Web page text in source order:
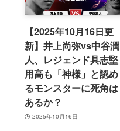
【2025年10月16日更
新】井上尚弥vs中谷潤
人、レジェンド具志堅
用高も「神様」と認め
るモンスターに死角は
あるか？
2025年10月16日